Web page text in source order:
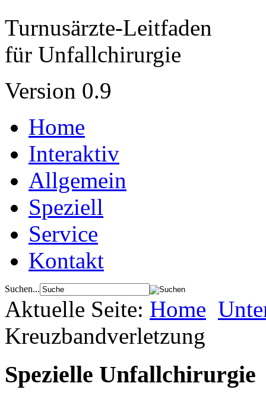
Turnusärzte-Leitfaden
für Unfallchirurgie
Version 0.9
Home
Interaktiv
Allgemein
Speziell
Service
Kontakt
Suchen...
Aktuelle Seite: Home
Kreuzbandverletzung
Spezielle Unfallchirurgie